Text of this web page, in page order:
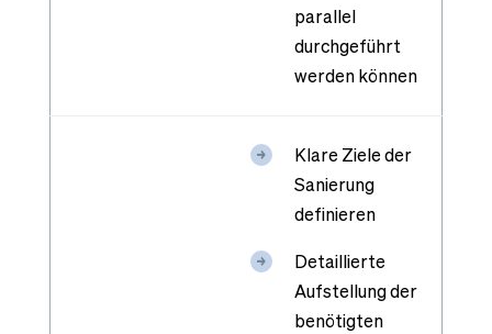
parallel
durchgeführt
werden können
Klare Ziele der
Sanierung
definieren
Detaillierte
Aufstellung der
benötigten